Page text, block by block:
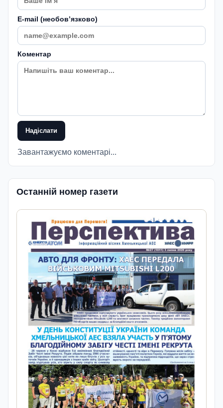
E-mail (необовʼязково)
Коментар
Надіслати
Завантажуємо коментарі...
Останній номер газети